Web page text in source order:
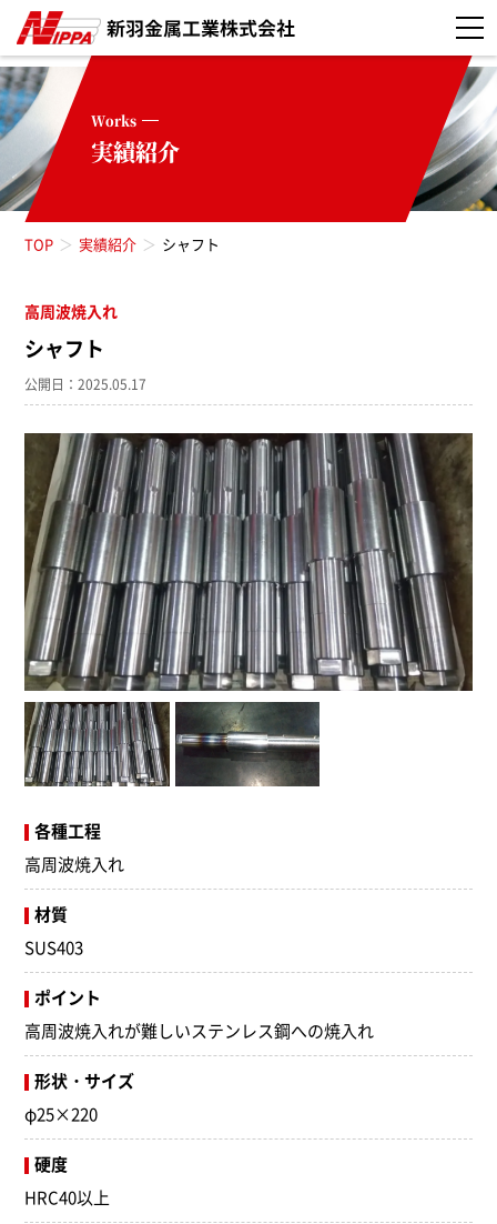
Works
実績紹介
TOP 実績紹介 シャフト
高周波焼入れ
シャフト
公開日：2025.05.17
各種工程
高周波焼入れ
材質
SUS403
ポイント
高周波焼入れが難しいステンレス鋼への焼入れ
形状・サイズ
φ25×220
硬度
HRC40以上